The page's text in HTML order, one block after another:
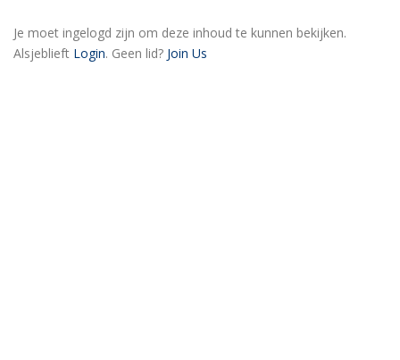
Je moet ingelogd zijn om deze inhoud te kunnen bekijken.
Alsjeblieft Login. Geen lid? Join Us